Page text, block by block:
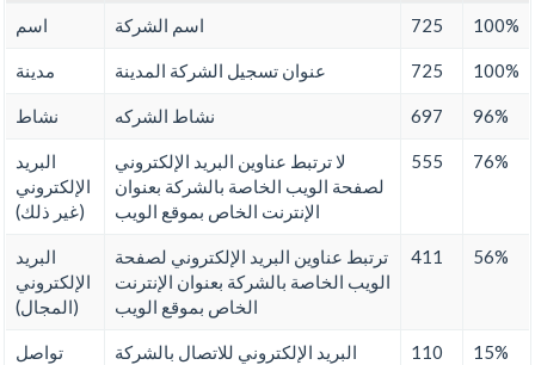
اسم اسم الشركة 725 100%
مدينة عنوان تسجيل الشركة المدينة 725 100%
نشاط نشاط الشركه 697 96%
البريد
الإلكتروني
(غير ذلك)
لا ترتبط عناوين البريد الإلكتروني
لصفحة الويب الخاصة بالشركة بعنوان
الإنترنت الخاص بموقع الويب
555 76%
البريد
الإلكتروني
(المجال)
ترتبط عناوين البريد الإلكتروني لصفحة
الويب الخاصة بالشركة بعنوان الإنترنت
الخاص بموقع الويب
411 56%
تواصل
البريد الإلكتروني للاتصال بالشركة 110 15%